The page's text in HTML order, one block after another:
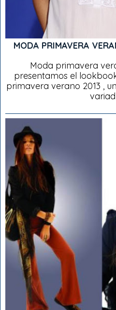
MODA PRIMAVERA
Moda primavera
presentamos el
primavera verano 2013 ,